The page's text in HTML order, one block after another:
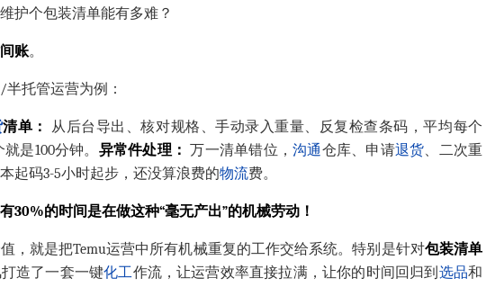
护个包装清单能有多难？
账。
托管运营为例：
清单：
从后台导出、核对规格、手动录入重量、反复检查条码，平均每个
是100分钟。 异常件处理： 万一清单错位，沟通仓库、申请退货、二次重
起码3-5小时起步，还没算浪费的物流费。
30%的时间是在做这种“毫无产出”的机械劳动！
，就是把Temu运营中所有机械重复的工作交给系统。特别是针对包装清单
造了一套一键化工作流，让运营效率直接拉满，让你的时间回归到 选品和